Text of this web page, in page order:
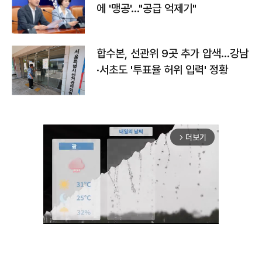
에 '맹공'…"공급 억제기"
합수본, 선관위 9곳 추가 압색…강남
·서초도 '투표율 허위 입력' 정황
arrow_forward_ios 더보기